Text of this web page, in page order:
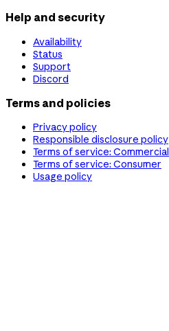
Help and security
Availability
Status
Support
Discord
Terms and policies
Privacy policy
Responsible disclosure policy
Terms of service: Commercial
Terms of service: Consumer
Usage policy